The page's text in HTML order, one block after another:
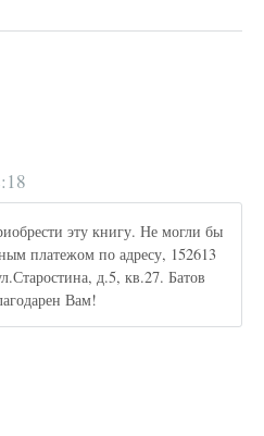
эту книгу. Не могли бы
платежом по адресу, 152613
д.5, кв.27. Батов
Вам!